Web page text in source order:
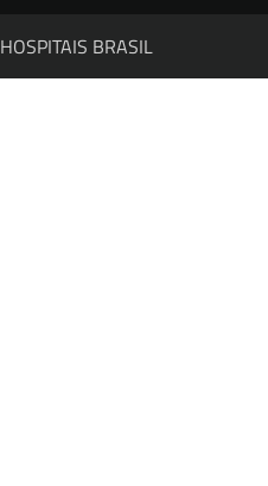
HOSPITAIS BRASIL